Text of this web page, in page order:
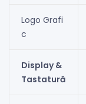
Logo Grafi
c
Display &
Tastatură